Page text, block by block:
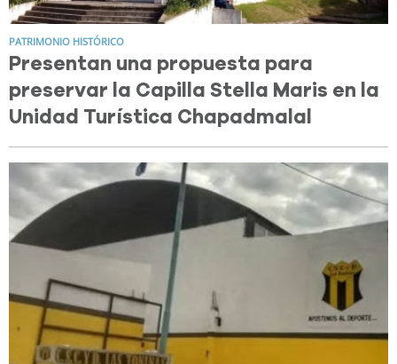
PATRIMONIO HISTÓRICO
Presentan una propuesta para
preservar la Capilla Stella Maris en la
Unidad Turística Chapadmalal